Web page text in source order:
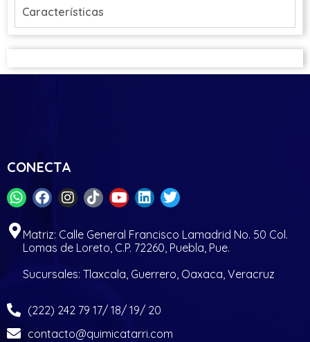
Características
CONECTA
Matriz: Calle General Francisco Lamadrid No. 50 Col.
Lomas de Loreto, C.P. 72260, Puebla, Pue.
Sucursales: Tlaxcala, Guerrero, Oaxaca, Veracruz
(222) 242 79 17/ 18/ 19/ 20
contacto@quimicatarri.com